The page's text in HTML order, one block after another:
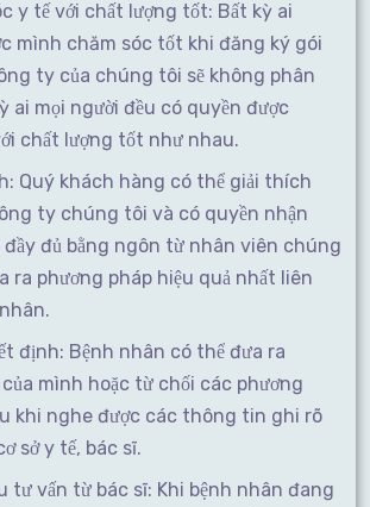
y tế với chất lượng tốt: Bất kỳ ai
mình chăm sóc tốt khi đăng ký gói
ty của chúng tôi sẽ không phân
ai mọi người đều có quyền được
chất lượng tốt như nhau.
Quý khách hàng có thể giải thích
ty chúng tôi và có quyền nhận
đầy đủ bằng ngôn từ nhân viên chúng
ra phương pháp hiệu quả nhất liên
định: Bệnh nhân có thể đưa ra
mình hoặc từ chối các phương
khi nghe được các thông tin ghi rõ
sở y tế, bác sĩ.
tư vấn từ bác sĩ: Khi bệnh nhân đang